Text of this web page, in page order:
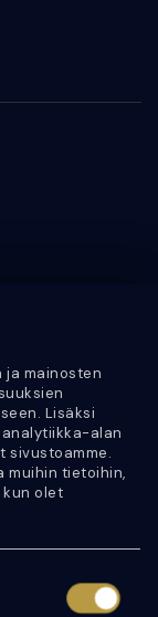
ja mainosten
Lisäksi
analytiikka-alan
sivustoamme.
muihin tietoihin,
olet